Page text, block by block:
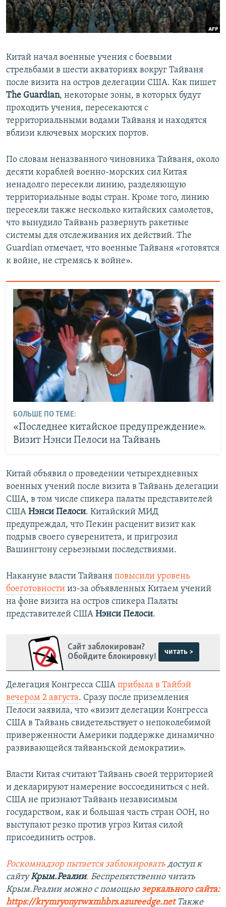
ПОБЕДИТЕЛЕЙ НЕ СУДЯТ?
КРЫМ.НЕПОКОРЕННЫЙ
УКРАИНСКАЯ ПРОБЛЕМА КРЫМА
ПРИСОЕДИНЯЙТЕСЬ!
Китай начал военные учения с боевыми
стрельбами в шести акваториях вокруг Тайваня
после визита на остров делегации США. Как пишет
The Guardian, некоторые зоны, в которых будут
проходить учения, пересекаются с
территориальными водами Тайваня и находятся
вблизи ключевых морских портов.
По словам неназванного чиновника Тайваня, около
десяти кораблей военно-морских сил Китая
ненадолго пересекли линию, разделяющую
территориальные воды стран. Кроме того, линию
пересекли также несколько китайских самолетов,
что вынудило Тайвань развернуть ракетные
системы для отслеживания их действий. The
Guardian отмечает, что военные Тайваня «готовятся
к войне, не стремясь к войне».
БОЛЬШЕ ПО ТЕМЕ:
«Последнее китайское предупреждение».
Визит Нэнси Пелоси на Тайвань
Китай объявил о проведении четырехдневных
военных учений после визита в Тайвань делегации
США, в том числе спикера палаты представителей
США Нэнси Пелоси. Китайский МИД
предупреждал, что Пекин расценит визит как
подрыв своего суверенитета, и пригрозил
Вашингтону серьезными последствиями.
Накануне власти Тайваня повысили уровень
боеготовности из-за объявленных Китаем учений
на фоне визита на остров спикера Палаты
представителей США Нэнси Пелоси.
Сайт заблокирован?
Обойдите блокировку!
читать >
Делегация Конгресса США прибыла в Тайбэй
вечером 2 августа. Сразу после приземления
Пелоси заявила, что «визит делегации Конгресса
США в Тайвань свидетельствует о непоколебимой
приверженности Америки поддержке динамично
развивающейся тайваньской демократии».
Власти Китая считают Тайвань своей территорией
и декларируют намерение воссоединиться с ней.
США не признают Тайвань независимым
государством, как и большая часть стран ООН, но
выступают резко против угроз Китая силой
присоединить остров.
Роскомнадзор пытается заблокировать доступ к
сайтуКрым.Реалии. Беспрепятственно читать
Крым.Реалии можно с помощью зеркального сайта:
https://krymryonyrwxmhbrs.azureedge.netТакже